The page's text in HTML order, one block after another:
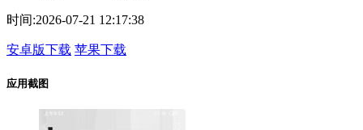
时间:2026-07-21 12:17:38
安卓版下载 苹果下载
应用截图